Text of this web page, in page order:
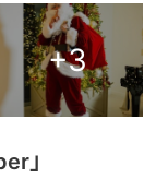
+3
」